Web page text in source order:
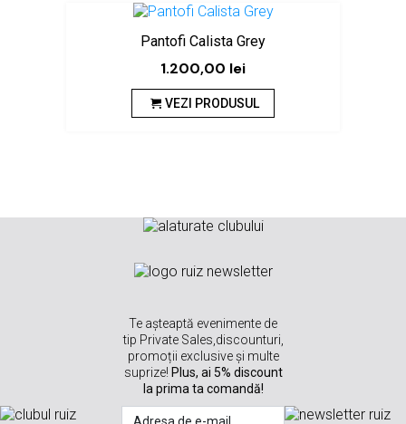
Pantofi Calista Grey
1.200,00 lei
VEZI PRODUSUL
Te așteaptă evenimente de
tip Private Sales,discounturi,
promoții exclusive și multe
suprize! Plus, ai 5% discount
la prima ta comandă!